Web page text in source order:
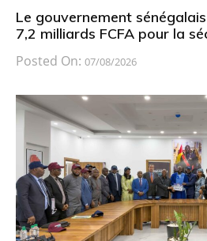
Le gouvernement
7,2 milliards FCFA pour la
Posted On: 07/08/2026